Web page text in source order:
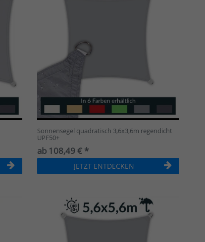
Sonnensegel quadratisch 3,6x3,6m regendicht
UPF50+
ab 108,49 € *
JETZT ENTDECKEN